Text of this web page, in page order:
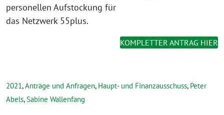
personellen Aufstockung für
das Netzwerk 55plus.
KOMPLETTER ANTRAG HIER
2021,Anträge und Anfragen, Haupt- und Finanzausschuss, Peter
Abels,Sabine Wallenfang